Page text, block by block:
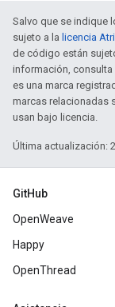
Salvo que se indique
sujeto a la licencia
de código están
información, consulta
es una marca
marcas relacionadas
usan bajo licencia.
Última actualización:
GitHub
OpenWeave
Happy
OpenThread